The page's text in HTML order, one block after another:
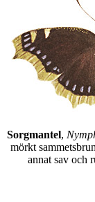
Sorgmantel,
mörkt
annat sav och